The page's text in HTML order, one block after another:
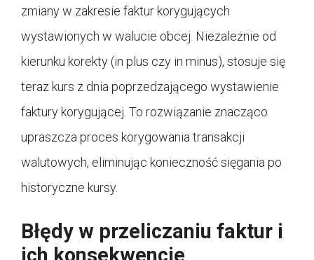
zmiany w zakresie faktur korygujących
wystawionych w walucie obcej. Niezależnie od
kierunku korekty (in plus czy in minus), stosuje się
teraz kurs z dnia poprzedzającego wystawienie
faktury korygującej. To rozwiązanie znacząco
upraszcza proces korygowania transakcji
walutowych, eliminując konieczność sięgania po
historyczne kursy.
Błędy w przeliczaniu faktur i
ich konsekwencje